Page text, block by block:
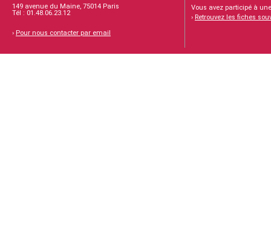
149 avenue du Maine, 75014 Paris
Tél : 01.48.06.23.12
› Pour nous contacter par email
Vous avez participé à
› Retrouvez les fiches